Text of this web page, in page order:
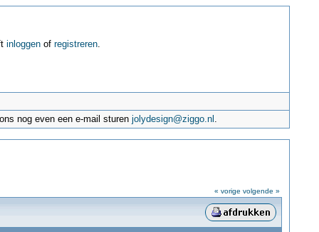
inloggenof registreren.
nog even een e-mail sturenjolydesign@ziggo.nl .
« vorige volgende »